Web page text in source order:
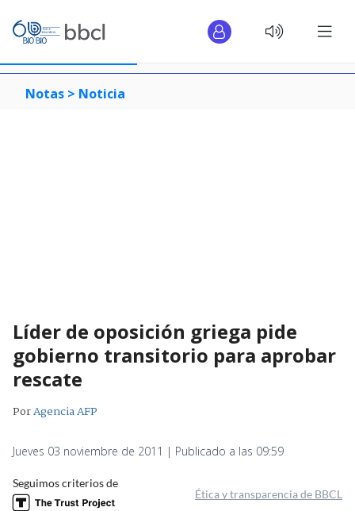
Notas > Noticia
Líder de oposición griega pide
gobierno transitorio para aprobar
rescate
PorAgencia AFP
Jueves 03 noviembre de 2011 | Publicado a las 09:59
Seguimos criterios de
Ética y transparencia de BBCL